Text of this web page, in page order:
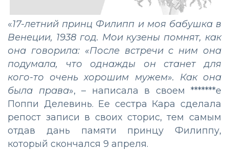
«17-летний принц Филипп и моя бабушка в
Венеции, 1938 год. Мои кузены помнят, как
она говорила: «После встречи с ним она
подумала, что однажды он станет для
кого-то очень хорошим мужем». Как она
была права», – написала в своем *******е
Поппи Делевинь. Ее сестра Кара сделала
репост записи в своих сторис, тем самым
отдав дань памяти принцу Филиппу,
который скончался 9 апреля.